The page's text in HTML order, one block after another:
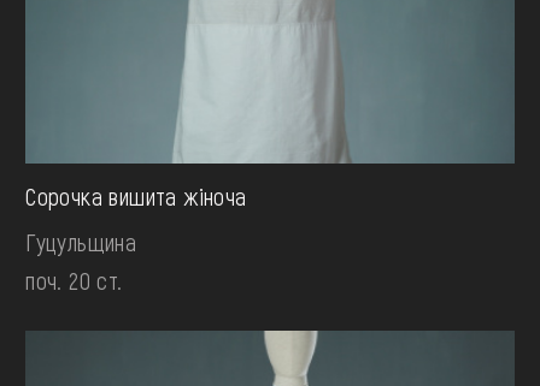
Сорочка вишита жіноча
Гуцульщина
поч. 20 ст.